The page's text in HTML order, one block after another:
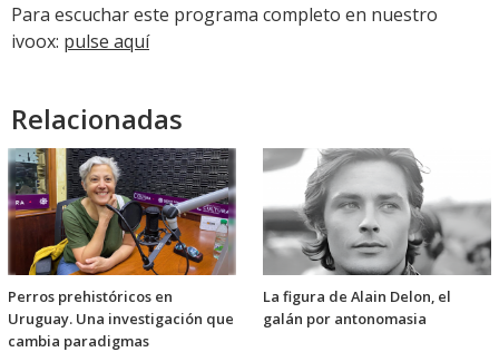
Para escuchar este programa completo en nuestro
ivoox: pulse aquí
Relacionadas
Perros prehistóricos en
Uruguay. Una investigación que
cambia paradigmas
La figura de Alain Delon, el
galán por antonomasia